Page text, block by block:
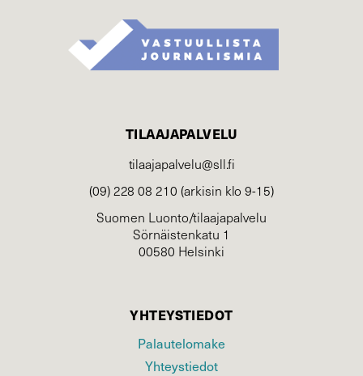
TILAAJAPALVELU
tilaajapalvelu@sll.fi
(09) 228 08 210 (arkisin klo 9-15)
Suomen Luonto/tilaajapalvelu
Sörnäistenkatu 1
00580 Helsinki
YHTEYSTIEDOT
Palautelomake
Yhteystiedot